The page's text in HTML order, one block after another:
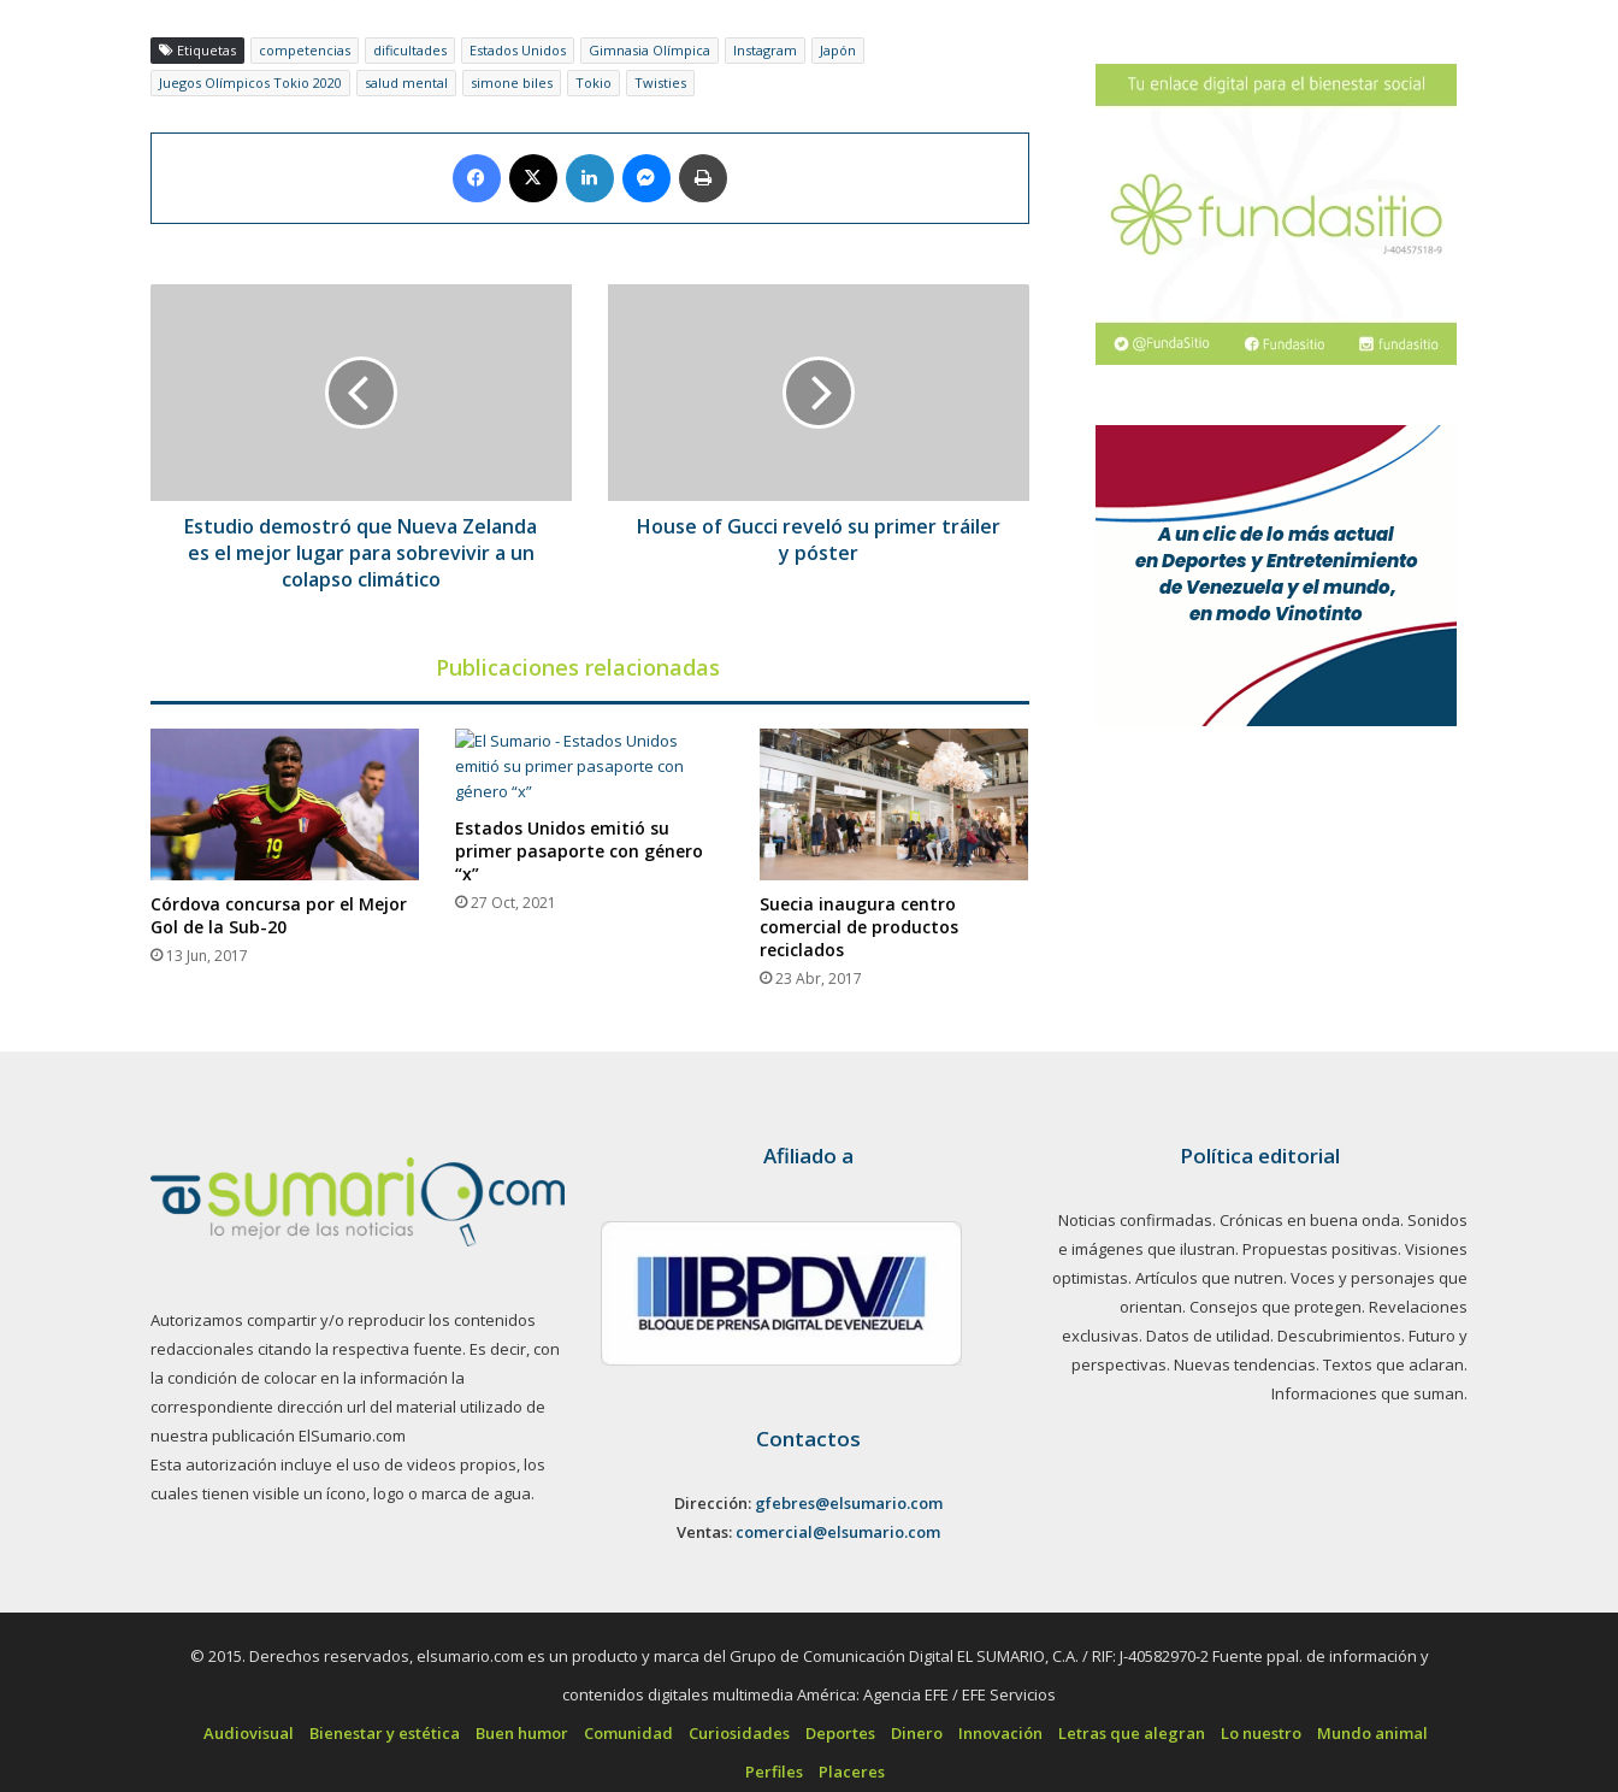
Etiquetas competencias dificultades Estados Unidos Gimnasia Olímpica Instagram
Japón
Juegos Olímpicos Tokio 2020
salud mental simone biles Tokio Twisties
Facebook LinkedIn Messenger
lugar
sobrevivir
Estudio demostró que Nueva Zelanda
es el mejor lugar para sobrevivir a un
colapso climático
póster
House of Gucci reveló su primer tráiler
y póster
Publicaciones relacionadas
Córdova concursa por el Mejor
Gol de la Sub-20
13 Jun, 2017
Estados Unidos emitió su
primer pasaporte con género
“x”
27 Oct, 2021
Suecia inaugura centro
comercial de productos
reciclados
23 Abr, 2017
Autorizamos compartir y/o reproducir los contenidos
redaccionales citando la respectiva fuente. Es decir, con
la condición de colocar en la información la
correspondiente dirección url del material utilizado de
nuestra publicación ElSumario.com
Esta autorización incluye el uso de videos propios, los
cuales tienen visible un ícono, logo o marca de agua.
Afiliado a
Contactos
Dirección: gfebres@elsumario.com
Ventas: comercial@elsumario.com
Política editorial
Noticias confirmadas. Crónicas en buena onda. Sonidos
e imágenes que ilustran. Propuestas positivas. Visiones
optimistas. Artículos que nutren. Voces y personajes que
orientan. Consejos que protegen. Revelaciones
exclusivas. Datos de utilidad. Descubrimientos. Futuro y
perspectivas. Nuevas tendencias. Textos que aclaran.
Informaciones que suman.
© 2015. Derechos reservados, elsumario.com es un producto y marca del Grupo de Comunicación Digital EL SUMARIO, C.A. / RIF: J-40582970-2 Fuente ppal. de información y
contenidos digitales multimedia América: Agencia EFE / EFE Servicios
Audiovisual
Bienestar y estética Buen humor Comunidad Curiosidades Deportes Dinero Innovación Letras que alegran Lo nuestro
Mundo animal
Perfiles
Placeres